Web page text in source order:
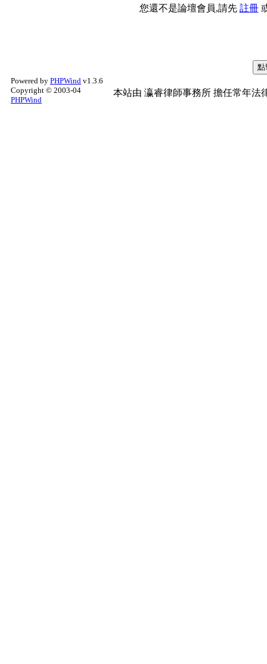
您還不是論壇會員,請先 註冊
Powered by PHPWind v1.3.6
Copyright © 2003-04
PHPWind
本站由 瀛睿律師事務所 擔任常年法